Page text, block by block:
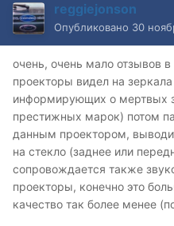
reggiejonson
Опубликовано 30
очень, очень мало отзывов
проекторы видел на
информирующих о мертвых
престижных марок) потом
данным проектором,
на стекло (заднее или
сопровождается также
проекторы, конечно это
качество так более менее